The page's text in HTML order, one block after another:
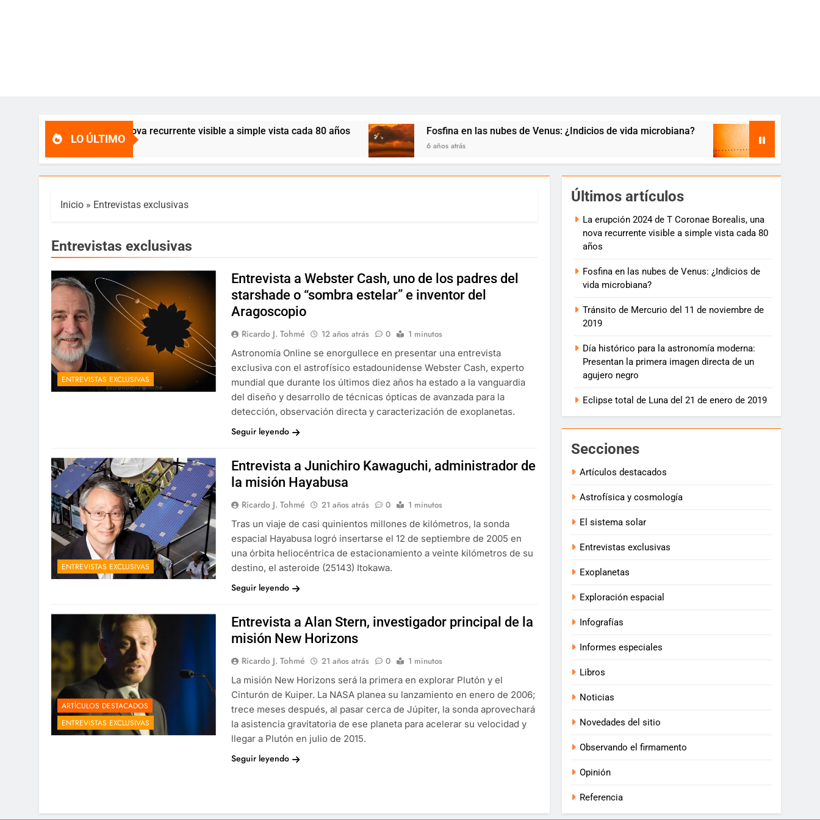
LO ÚLTIMO
Borealis, una nova recurrente visible a simple vista cada 80 años Fosfina en las nubes de Venus: ¿Indicios de vida microbiana?
6 años atrás
Tránsito de
7 años atrás
Inicio » Entrevistas exclusivas
Entrevistas exclusivas
ENTREVISTAS EXCLUSIVAS
Entrevista a Webster Cash, uno de los padres del
starshade o “sombra estelar” e inventor del
Aragoscopio
Ricardo J. Tohmé 12 años atrás 0
1 minutos
Astronomía Online se enorgullece en presentar una entrevista
exclusiva con el astrofísico estadounidense Webster Cash, experto
mundial que durante los últimos diez años ha estado a la vanguardia
del diseño y desarrollo de técnicas ópticas de avanzada para la
detección, observación directa y caracterización de exoplanetas.
Seguir leyendo
ENTREVISTAS EXCLUSIVAS
Entrevista a Junichiro Kawaguchi, administrador de
la misión Hayabusa
Ricardo J. Tohmé 21 años atrás 0
1 minutos
Tras un viaje de casi quinientos millones de kilómetros, la sonda
espacial Hayabusa logró insertarse el 12 de septiembre de 2005 en
una órbita heliocéntrica de estacionamiento a veinte kilómetros de su
destino, el asteroide (25143) Itokawa.
Seguir leyendo
ARTÍCULOS DESTACADOS
ENTREVISTAS EXCLUSIVAS
Entrevista a Alan Stern, investigador principal de la
misión New Horizons
Ricardo J. Tohmé 21 años atrás 0
1 minutos
La misión New Horizons será la primera en explorar Plutón y el
Cinturón de Kuiper. La NASA planea su lanzamiento en enero de 2006;
trece meses después, al pasar cerca de Júpiter, la sonda aprovechará
la asistencia gravitatoria de ese planeta para acelerar su velocidad y
llegar a Plutón en julio de 2015.
Seguir leyendo
Últimos artículos
La erupción 2024 de T Coronae Borealis, una
nova recurrente visible a simple vista cada 80
años
Fosfina en las nubes de Venus: ¿Indicios de
vida microbiana?
Tránsito de Mercurio del 11 de noviembre de
2019
Día histórico para la astronomía moderna:
Presentan la primera imagen directa de un
agujero negro
Eclipse total de Luna del 21 de enero de 2019
Secciones
Artículos destacados
Astrofísica y cosmología
El sistema solar
Entrevistas exclusivas
Exoplanetas
Exploración espacial
Infografías
Informes especiales
Libros
Noticias
Novedades del sitio
Observando el firmamento
Opinión
Referencia